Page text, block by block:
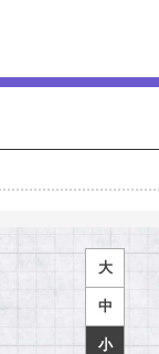
大
中
小